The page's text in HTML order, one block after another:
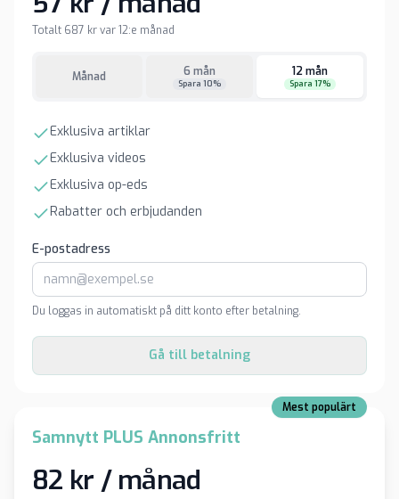
Totalt 687 kr var 12:e månad
Månad 6 mån
Spara 10%
12 mån
Spara 17%
Exklusiva artiklar
Exklusiva videos
Exklusiva op-eds
Rabatter och erbjudanden
E-postadress
Du loggas in automatiskt på ditt konto efter betalning.
Gå till betalning
Mest populärt
Samnytt PLUS Annonsfritt
82 kr / månad